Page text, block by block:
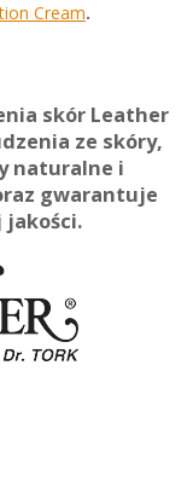
Cream.
skór Leather
ze skóry,
naturalne i
gwarantuje
jakości.